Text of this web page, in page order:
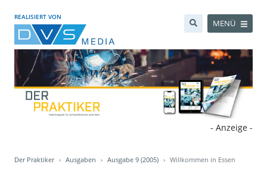
REALISIERT VON
MENÜ
- Anzeige -
Der Praktiker Ausgaben Ausgabe 9 (2005) Willkommen in Essen